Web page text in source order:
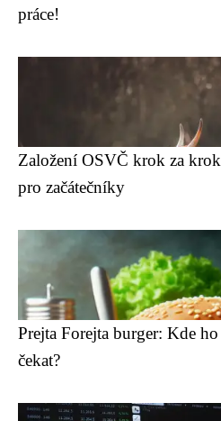
práce!
Založení OSVČ krok za
pro začátečníky
Prejta Forejta burger: Kde
čekat?